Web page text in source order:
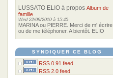
LUSSATO ELIO à propos Album de
famille
Wed 22/09/2010 à 15:45
MARINA ou PIERRE. Merci de m' écrire
ou de me téléphoner. A bientôt. ELIO
SYNDIQUER CE BLOG
RSS 0.91 feed
RSS 2.0 feed